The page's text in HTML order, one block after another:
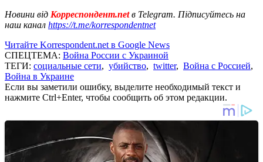
Новини від Корреспондент.netв Telegram. Підписуйтесь на
наш канал https://t.me/korrespondentnet
Читайте Korrespondent.net в Google News
СПЕЦТЕМА: Война России с Украиной
ТЕГИ: социальные сети, убийство, twitter, Война с Россией,
Война в Украине
Если вы заметили ошибку, выделите необходимый текст и
нажмите Ctrl+Enter, чтобы сообщить об этом редакции.